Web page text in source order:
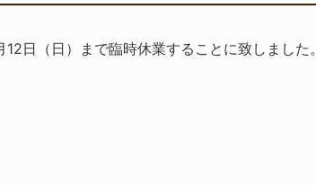
日（日）まで臨時休業することに致しました。